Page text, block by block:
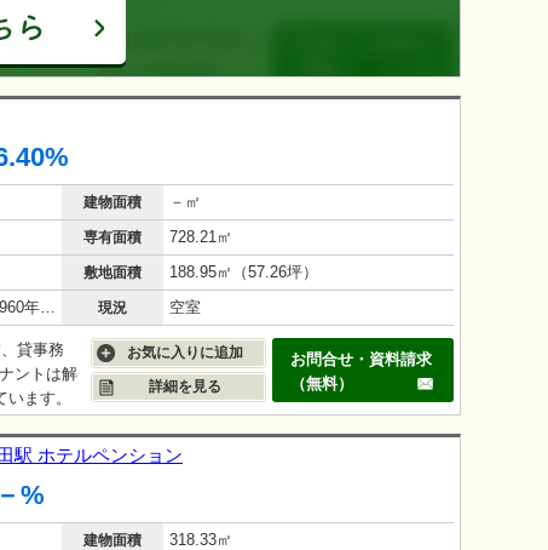
建物面積 －㎡
専有面積 728.21㎡
敷地面積 188.95㎡（57.26坪）
鉄筋コンクリート（RC造）/65年(1960年12月) 現況 空室
貸事務
ントは解
ます。
に全部お
」 「他に
ても大
お気に入りに追加
詳細を見る
お問合せ・資料請求
（無料）
駅 ホテルペンション
－%
建物面積 318.33㎡